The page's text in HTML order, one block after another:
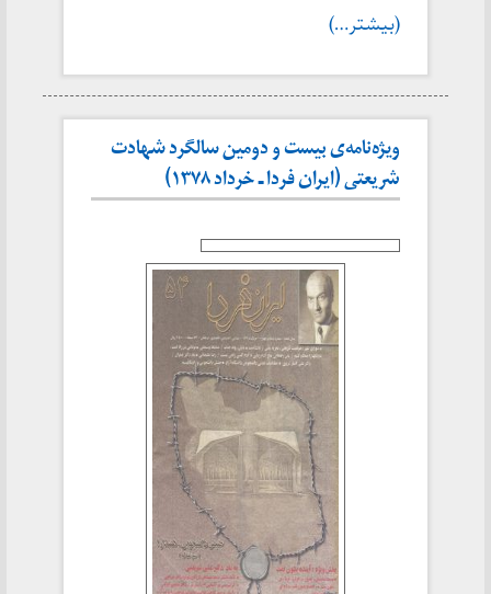
(بیشتر…)
ویژه‌نامه‌ی بیست و دومین سالگرد شهادت
شریعتی (ایران فردا ـ خرداد ۱۳۷۸)